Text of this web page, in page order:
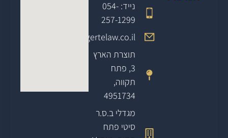
נייד: 054-
257-1299
office@gertelaw.co.il
תוצרת הארץ
3, פתח
תקווה,
4951734
מגדלי ב.ס.ר
סיטי פתח